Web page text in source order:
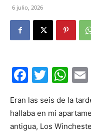
6 julio, 2026
Eran las seis de la
hallaba en mi
antigua, Los